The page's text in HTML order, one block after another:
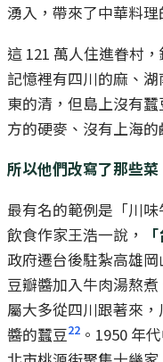
湧入，帶來了中華料理
這 121 萬人住進眷村
記憶裡有四川的麻、
東的清，但島上沒有
方的硬麥、沒有上海的
所以他們改寫了那些菜
最有名的範例是「川
飲食作家王浩一說，
政府遷台後駐紮高雄
豆瓣醬加入牛肉湯熬
屬大多從四川跟著來
醬的蠶豆22 。1950 年